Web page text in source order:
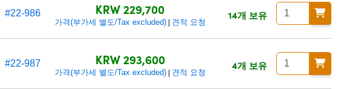
#22-986 KRW 229,700
가격(부가세 별도/Tax excluded)| 견적 요청
14개 보유
#22-987 KRW 293,600
가격(부가세 별도/Tax excluded)| 견적 요청
4개 보유